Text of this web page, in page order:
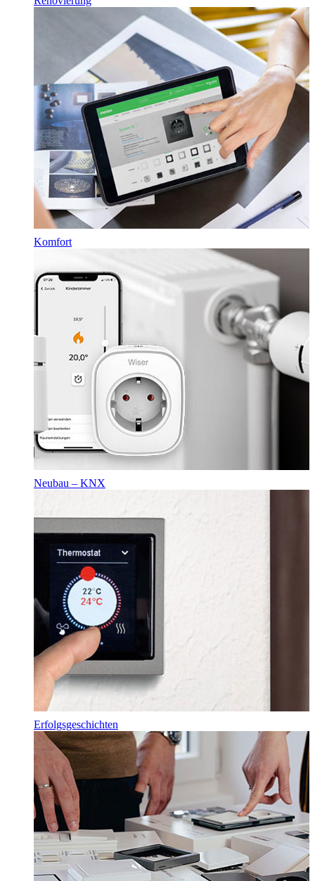
Komfort
Neubau – KNX
Erfolgsgeschichten